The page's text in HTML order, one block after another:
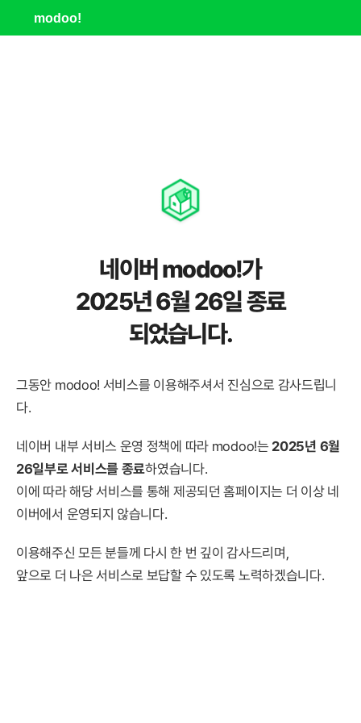
modoo!
네이버 modoo!가
2025년 6월 26일 종료
되었습니다.
그동안 modoo! 서비스를 이용해주셔서 진심으로 감사드립니
다.
네이버 내부 서비스 운영 정책에 따라 modoo!는 2025년 6월
26일부로 서비스를 종료하였습니다.
이에 따라 해당 서비스를 통해 제공되던 홈페이지는 더 이상 네
이버에서 운영되지 않습니다.
이용해주신 모든 분들께 다시 한 번 깊이 감사드리며,
앞으로 더 나은 서비스로 보답할 수 있도록 노력하겠습니다.